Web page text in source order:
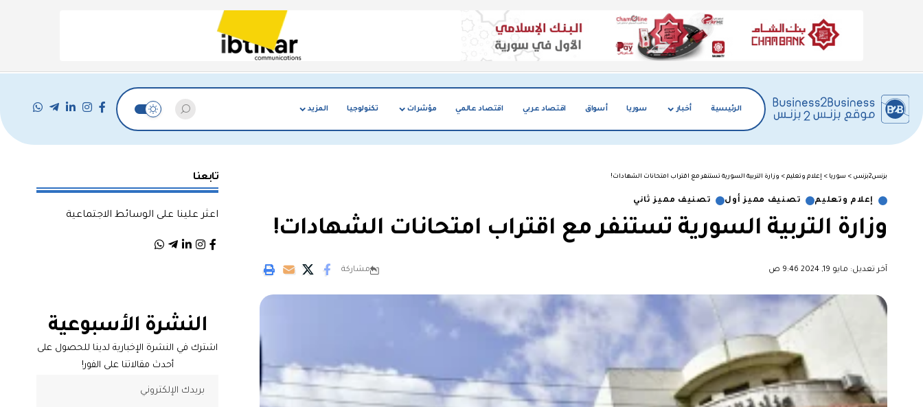
الرئيسية أخبار سوريا أسواق اقتصاد عربي اقتصاد عالمي مؤشرات تكنولوجيا المزيد
بزنس2بزنس > سوريا > إعلام وتعليم > وزارة التربية السورية تستنفر مع اقتراب امتحانات الشهادات!
إعلام وتعليم تصنيف مميز أول تصنيف مميز ثاني
وزارة التربية السورية تستنفر مع اقتراب امتحانات الشهادات!
آخر تعديل: مايو 19, 2024 9:46 ص مشاركة
تابعنا
اعثر علينا على الوسائط الاجتماعية
النشرة الأسبوعية
اشترك في النشرة الإخبارية لدينا للحصول على
أحدث مقالاتنا على الفور!